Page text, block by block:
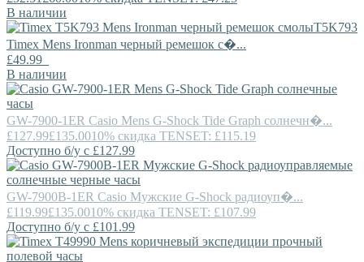
В наличии
T5K793
Timex Mens Ironman черный ремешок с�...
£49.99
В наличии
GW-7900-1ER Casio Mens G-Shock Tide Graph солнечн�...
£127.99£135.0010% скидка TENSET: £115.19
Доступно б/у с £127.99
GW-7900B-1ER Casio Мужские G-Shock радиоуп�...
£119.99£135.0010% скидка TENSET: £107.99
Доступно б/у с £101.99